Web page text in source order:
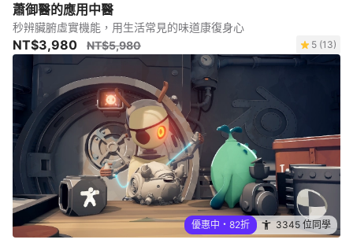
蕭御醫的應用中醫
秒辨臟腑虛實機能，用生活常見的味道康復身心
NT$3,980 NT$5,980 5 (13)
優惠中・82折 3345 位同學